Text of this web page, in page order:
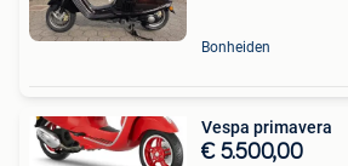
Bonheiden
Vespa primavera
€ 5.500,00